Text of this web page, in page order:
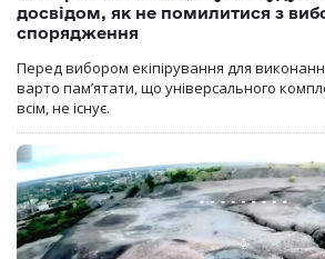
досвідом, як не помилитися з
спорядження
Перед вибором екіпірування для
варто пам’ятати, що універсального
всім, не існує.